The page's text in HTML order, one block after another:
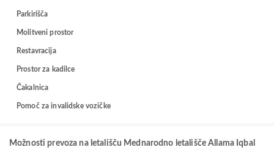
Parkirišča
Molitveni prostor
Restavracija
Prostor za kadilce
Čakalnica
Pomoč za invalidske vozičke
Možnosti prevoza na letališču Mednarodno letališče Allama Iqbal